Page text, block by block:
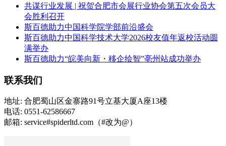
共谋行业发展 | 祝贺合肥市会展行业协会第五次会员大
会胜利召开
斯百德助力中国科学院学部前沿盛会
斯百德助力中国科学技术大学2026校友值年返校活动圆
满举办
斯百德助力“皖美向新・移企绘智”亳州站成功举办
联系我们
地址: 合肥蜀山区金寨路91号立基大厦A座13楼
电话: 0551-62586667
邮箱: service#spiderltd.com（#改为@）